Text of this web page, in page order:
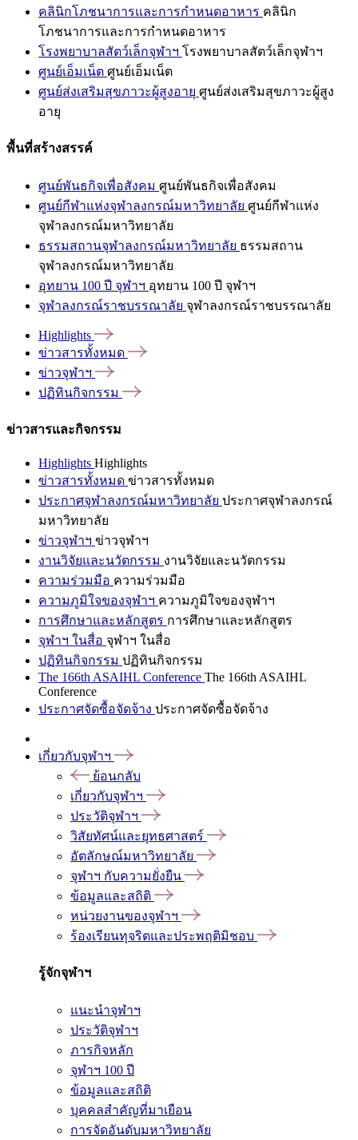
คลินิกโภชนาการและการกำหนดอาหาร คลินิก
โภชนาการและการกำหนดอาหาร
โรงพยาบาลสัตว์เล็กจุฬาฯ โรงพยาบาลสัตว์เล็กจุฬาฯ
ศูนย์เอ็มเน็ต ศูนย์เอ็มเน็ต
ศูนย์ส่งเสริมสุขภาวะผู้สูงอายุ ศูนย์ส่งเสริมสุขภาวะผู้สูง
อายุ
พื้นที่สร้างสรรค์
ศูนย์พันธกิจเพื่อสังคม ศูนย์พันธกิจเพื่อสังคม
ศูนย์กีฬาแห่งจุฬาลงกรณ์มหาวิทยาลัย ศูนย์กีฬาแห่ง
จุฬาลงกรณ์มหาวิทยาลัย
ธรรมสถานจุฬาลงกรณ์มหาวิทยาลัย ธรรมสถาน
จุฬาลงกรณ์มหาวิทยาลัย
อุทยาน 100 ปี จุฬาฯ อุทยาน 100 ปี จุฬาฯ
จุฬาลงกรณ์ราชบรรณาลัย จุฬาลงกรณ์ราชบรรณาลัย
Highlights
ข่าวสารทั้งหมด
ข่าวจุฬาฯ
ปฏิทินกิจกรรม
ข่าวสารและกิจกรรม
Highlights Highlights
ข่าวสารทั้งหมด ข่าวสารทั้งหมด
ประกาศจุฬาลงกรณ์มหาวิทยาลัย ประกาศจุฬาลงกรณ์
มหาวิทยาลัย
ข่าวจุฬาฯ ข่าวจุฬาฯ
งานวิจัยและนวัตกรรม งานวิจัยและนวัตกรรม
ความร่วมมือ ความร่วมมือ
ความภูมิใจของจุฬาฯ ความภูมิใจของจุฬาฯ
การศึกษาและหลักสูตร การศึกษาและหลักสูตร
จุฬาฯ ในสื่อ จุฬาฯ ในสื่อ
ปฏิทินกิจกรรม ปฏิทินกิจกรรม
The 166th ASAIHL Conference The 166th ASAIHL
Conference
ประกาศจัดซื้อจัดจ้าง ประกาศจัดซื้อจัดจ้าง
เกี่ยวกับจุฬาฯ
ย้อนกลับ
เกี่ยวกับจุฬาฯ
ประวัติจุฬาฯ
วิสัยทัศน์และยุทธศาสตร์
อัตลักษณ์มหาวิทยาลัย
จุฬาฯ กับความยั่งยืน
ข้อมูลและสถิติ
หน่วยงานของจุฬาฯ
ร้องเรียนทุจริตและประพฤติมิชอบ
รู้จักจุฬาฯ
แนะนำจุฬาฯ
ประวัติจุฬาฯ
ภารกิจหลัก
จุฬาฯ 100 ปี
ข้อมูลและสถิติ
บุคคลสำคัญที่มาเยือน
การจัดอันดับมหาวิทยาลัย